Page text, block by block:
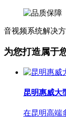
音视频系统解决
为您打造属于
昆明惠威大
在昆明高端